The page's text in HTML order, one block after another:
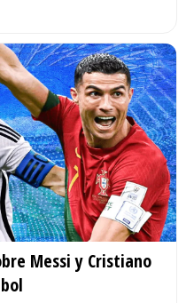
Messi y Cristiano